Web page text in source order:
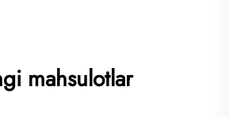
mahsulotlar